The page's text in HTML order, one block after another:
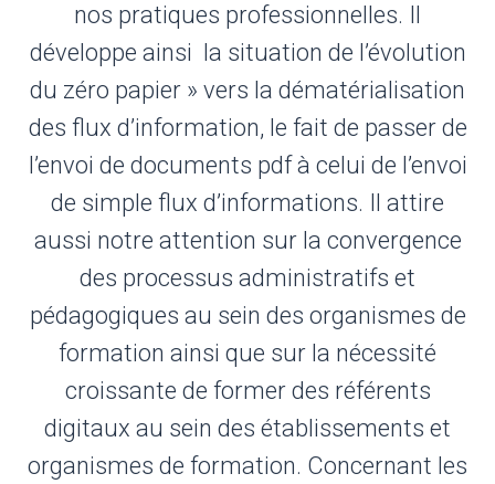
nos pratiques professionnelles. Il
développe ainsi la situation de l’évolution
du zéro papier » vers la dématérialisation
des flux d’information, le fait de passer de
l’envoi de documents pdf à celui de l’envoi
de simple flux d’informations. Il attire
aussi notre attention sur la convergence
des processus administratifs et
pédagogiques au sein des organismes de
formation ainsi que sur la nécessité
croissante de former des référents
digitaux au sein des établissements et
organismes de formation. Concernant les